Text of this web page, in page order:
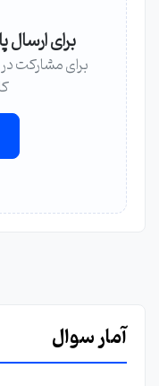
برای ارسال
برای مشارکت
آمار سوال